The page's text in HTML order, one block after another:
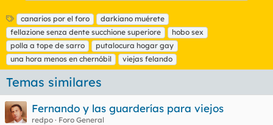
E
t
i
q
u
e
t
a
s
canarios por el foro
darkiano muérete
fellazione senza dente succhione superiore
hobo sex
polla a tope de sarro
putalocura hogar gay
una hora menos en chernóbil
viejas felando
Temas similares
Fernando y las guarderías para viejos
redpo
Foro General